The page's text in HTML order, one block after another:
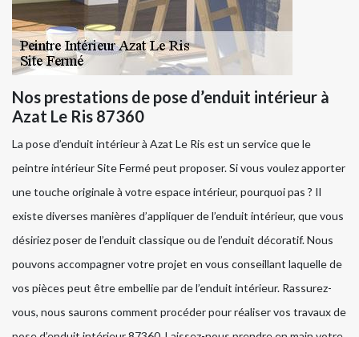
Nos prestations de pose d’enduit intérieur à
Azat Le Ris 87360
La pose d’enduit intérieur à Azat Le Ris est un service que le
peintre intérieur Site Fermé peut proposer. Si vous voulez apporter
une touche originale à votre espace intérieur, pourquoi pas ? Il
existe diverses manières d’appliquer de l’enduit intérieur, que vous
désiriez poser de l’enduit classique ou de l’enduit décoratif. Nous
pouvons accompagner votre projet en vous conseillant laquelle de
vos pièces peut être embellie par de l’enduit intérieur. Rassurez-
vous, nous saurons comment procéder pour réaliser vos travaux de